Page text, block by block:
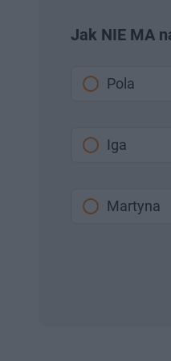
Jak NIE MA
Pola
Iga
Martyna